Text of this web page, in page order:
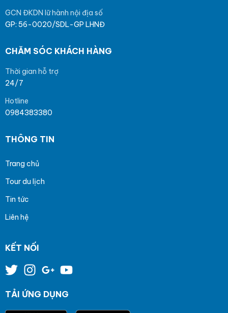
GCN ĐKDN lữ hành nội địa số
GP: 56-0020/SDL-GP LHNĐ
CHĂM SÓC KHÁCH HÀNG
Thời gian hỗ trợ
24/7
Hotline
0984383380
THÔNG TIN
Trang chủ
Tour du lịch
Tin tức
Liên hệ
KẾT NỐI
TẢI ỨNG DỤNG